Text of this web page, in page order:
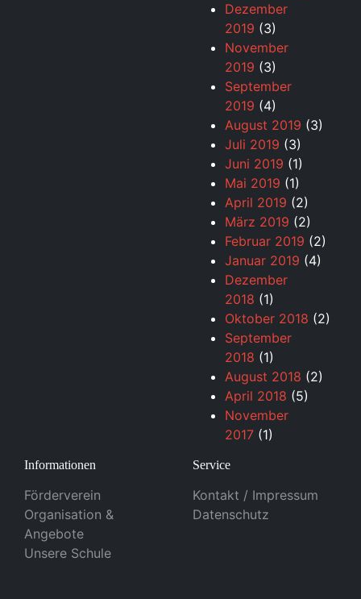
Dezember
2019 (3)
November
2019 (3)
September
2019 (4)
August 2019 (3)
Juli 2019 (3)
Juni 2019 (1)
Mai 2019 (1)
April 2019 (2)
März 2019 (2)
Februar 2019 (2)
Januar 2019 (4)
Dezember
2018 (1)
Oktober 2018 (2)
September
2018 (1)
August 2018 (2)
April 2018 (5)
November
2017 (1)
Informationen
Förderverein
Organisation &
Angebote
Unsere Schule
Service
Kontakt / Impressum
Datenschutz